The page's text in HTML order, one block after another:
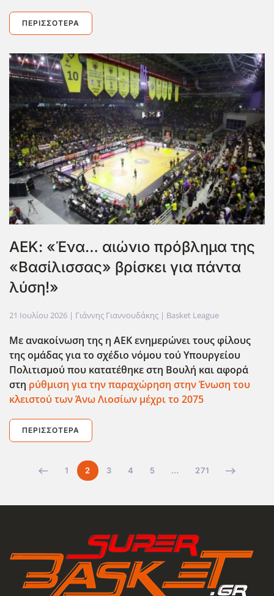
ΠΕΡΙΣΣΌΤΕΡΑ
ΑΕΚ: «Ένα… αιώνιο πρόβλημα της
«Βασίλισσας» βρίσκει για πάντα
λύση!»
21 Ιουλίου 2026 | Γιάννης Γιαννουδάκης | Basket League
Με ανακοίνωση της η ΑΕΚ ενημερώνει τους φίλους
της ομάδας για το σχέδιο νόμου τού Υπουργείου
Πολιτισμού που κατατέθηκε στη Βουλή και αφορά
στη ρύθμιση για την παραχώρηση στην Ένωση του
κλειστού των Άνω Λιοσίων μέχρι το 2075
ΠΕΡΙΣΣΌΤΕΡΑ
1 2 3 4 5 … 271